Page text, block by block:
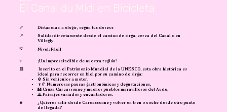
El Canal du Midi en Bicicleta
📏
Distancias: a elegir, según tus deseos
📍
Salida: directamente desde el camino de sirga, cerca del Canal o en
Villegly
💡
Nivel: Fácil
✨
¡Un imprescindible de nuestra región!
🏛️
Inscrito en el Patrimonio Mundial de la UNESCO, esta obra histórica es
ideal para recorrer en bici por su camino de sirga:
🚫 Sin vehículos a motor,
🍷🥐 Numerosas pausas gastronómicas y degustaciones,
🏰 Cruza Carcassonne y muchos pueblos maravillosos del Aude,
🌄 Paisajes variados y encantadores.
🚆
¿Quieres salir desde Carcassonne y volver en tren o coche desde otro punto
de llegada?